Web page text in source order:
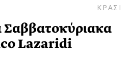
ΚΡΑΣΙ
Σαββατοκύριακα
Lazaridi